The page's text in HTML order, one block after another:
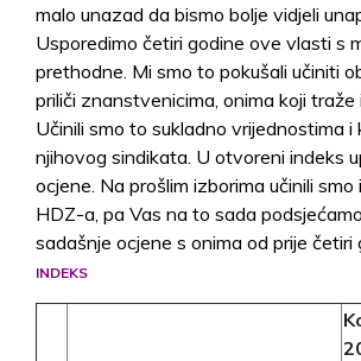
malo unazad da bismo bolje vidjeli
Usporedimo četiri godine ove vlasti s
prethodne. Mi smo to pokušali učiniti
priliči znanstvenicima, onima koji traže
Učinili smo to sukladno vrijednostima i
njihovog sindikata. U otvoreni indeks
ocjene. Na prošlim izborima učinili
HDZ-a, pa Vas na to sada
sadašnje ocjene s onima od prije četiri
INDEKS